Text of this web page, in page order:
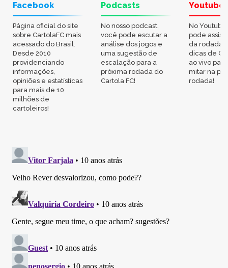
Facebook
Página oficial do site
sobre CartolaFC mais
acessado do Brasil.
Desde 2010
providenciando
informações,
opiniões e estatísticas
para mais de 10
milhões de
cartoleiros!
Podcasts
No nosso podcast,
você pode escutar a
análise dos jogos e
uma sugestão de
escalação para a
próxima rodada do
Cartola FC!
Youtube
No
pode
da rodada,
dicas de
ao vivo
mitar na
rodada!